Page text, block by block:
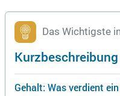
Das Wichtigste
Gehalt: Was verdient